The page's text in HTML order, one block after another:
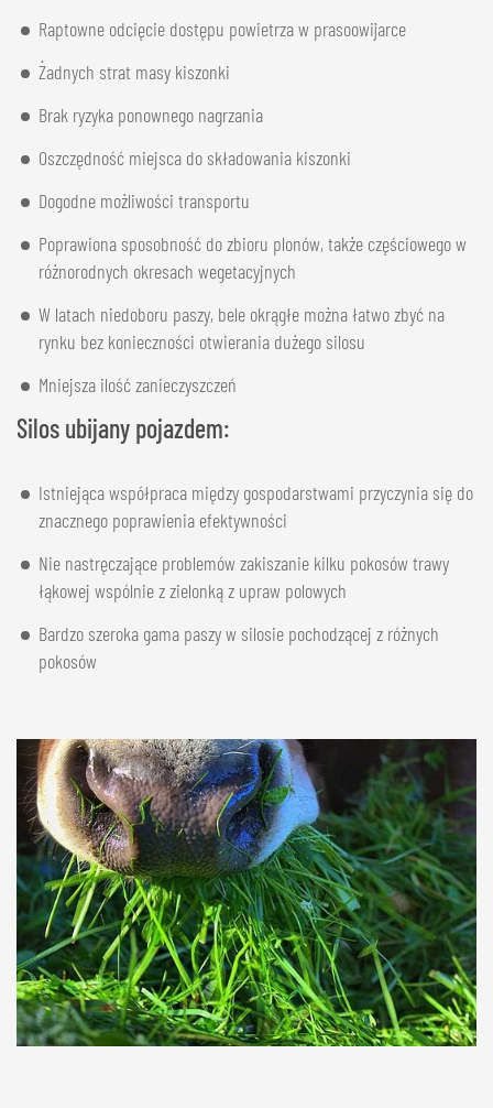
Raptowne odcięcie dostępu powietrza w prasoowijarce
Żadnych strat masy kiszonki
Brak ryzyka ponownego nagrzania
Oszczędność miejsca do składowania kiszonki
Dogodne możliwości transportu
Poprawiona sposobność do zbioru plonów, także częściowego w
różnorodnych okresach wegetacyjnych
W latach niedoboru paszy, bele okrągłe można łatwo zbyć na
rynku bez konieczności otwierania dużego silosu
Mniejsza ilość zanieczyszczeń
Silos ubijany pojazdem:
Istniejąca współpraca między gospodarstwami przyczynia się do
znacznego poprawienia efektywności
Nie nastręczające problemów zakiszanie kilku pokosów trawy
łąkowej wspólnie z zielonką z upraw polowych
Bardzo szeroka gama paszy w silosie pochodzącej z różnych
pokosów